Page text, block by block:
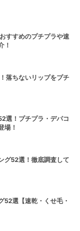
すすめのプチプラや速
！
落ちないリップをプチ
選！プチプラ・デパコ
場！
グ52選！徹底調査して
52選【速乾・くせ毛・